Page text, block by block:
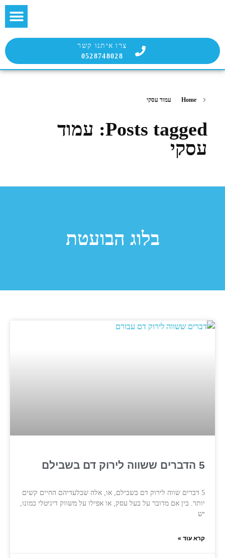
צרו איתנו קשר
0528748028
Home עמוד עסקי
Posts tagged: עמוד
עסקי
בלוג הבועטת
5 הדברים ששווה לירוק דם בשבילם
5 דברים שווה לירוק דם בשבילם, או, אלה שבלעדיהם החיים קשים
יותר. בין אם מדובר על בעל עסק, או אפילו על משווק דיגיטלי כמונו,
יש
קרא עוד »